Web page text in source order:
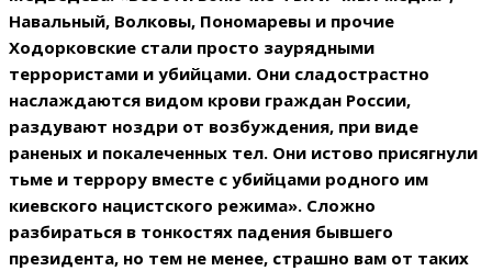
Навальный, Волковы, Пономаревы и прочие
Ходорковские стали просто заурядными
террористами и убийцами. Они сладострастно
наслаждаются видом крови граждан России,
раздувают ноздри от возбуждения, при виде
раненых и покалеченных тел. Они истово присягнули
тьме и террору вместе с убийцами родного им
киевского нацистского режима». Сложно
разбираться в тонкостях падения бывшего
президента, но тем не менее, страшно вам от таких